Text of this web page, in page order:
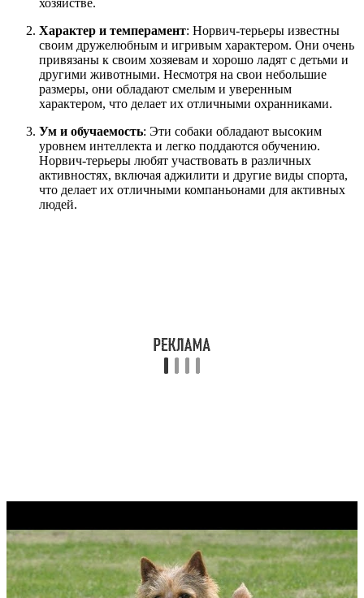
хозяйстве.
Характер и темперамент: Норвич-терьеры известны
своим дружелюбным и игривым характером. Они очень
привязаны к своим хозяевам и хорошо ладят с детьми и
другими животными. Несмотря на свои небольшие
размеры, они обладают смелым и уверенным
характером, что делает их отличными охранниками.
Ум и обучаемость: Эти собаки обладают высоким
уровнем интеллекта и легко поддаются обучению.
Норвич-терьеры любят участвовать в различных
активностях, включая аджилити и другие виды спорта,
что делает их отличными компаньонами для активных
людей.